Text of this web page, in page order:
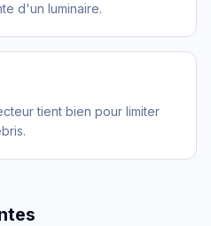
d'un luminaire.
tient bien pour limiter